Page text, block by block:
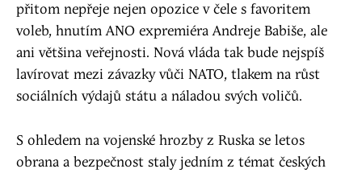
přitom nepřeje nejen opozice v čele s favoritem
voleb, hnutím ANO expremiéra Andreje Babiše, ale
ani většina veřejnosti. Nová vláda tak bude nejspíš
lavírovat mezi závazky vůči NATO, tlakem na růst
sociálních výdajů státu a náladou svých voličů.
S ohledem na vojenské hrozby z Ruska se letos
obrana a bezpečnost staly jedním z témat českých